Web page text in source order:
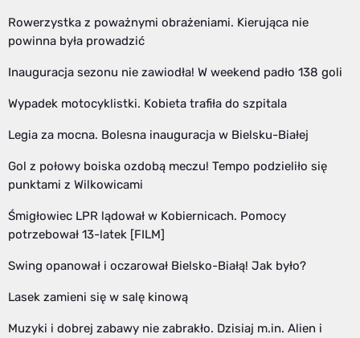
Rowerzystka z poważnymi obrażeniami. Kierująca nie
powinna była prowadzić
Inauguracja sezonu nie zawiodła! W weekend padło 138 goli
Wypadek motocyklistki. Kobieta trafiła do szpitala
Legia za mocna. Bolesna inauguracja w Bielsku-Białej
Gol z połowy boiska ozdobą meczu! Tempo podzieliło się
punktami z Wilkowicami
Śmigłowiec LPR lądował w Kobiernicach. Pomocy
potrzebował 13-latek [FILM]
Swing opanował i oczarował Bielsko-Białą! Jak było?
Lasek zamieni się w salę kinową
Muzyki i dobrej zabawy nie zabrakło. Dzisiaj m.in. Alien i